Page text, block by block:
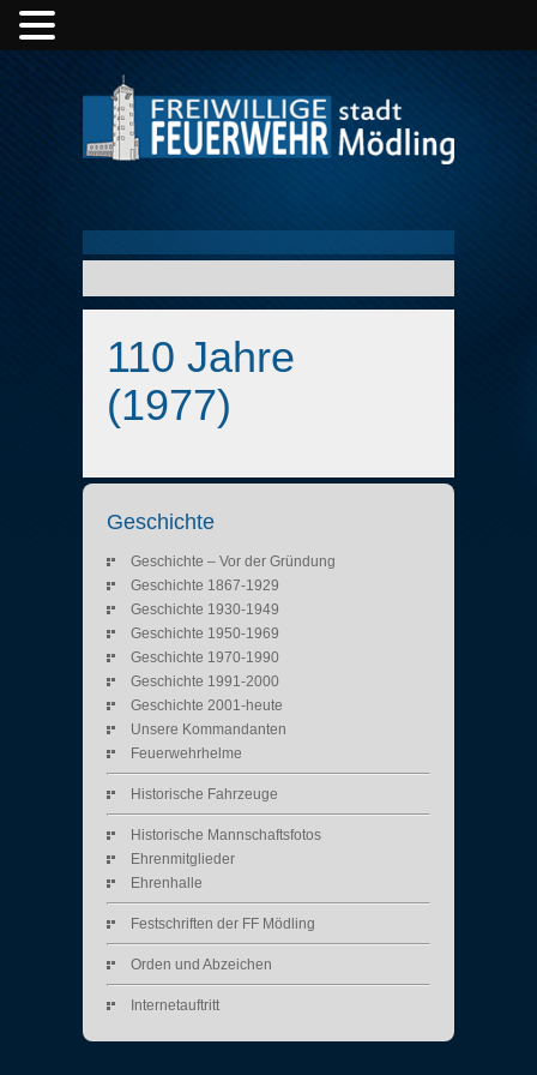
110 Jahre
(1977)
Geschichte
Geschichte – Vor der Gründung
Geschichte 1867-1929
Geschichte 1930-1949
Geschichte 1950-1969
Geschichte 1970-1990
Geschichte 1991-2000
Geschichte 2001-heute
Unsere Kommandanten
Feuerwehrhelme
Historische Fahrzeuge
Historische Mannschaftsfotos
Ehrenmitglieder
Ehrenhalle
Festschriften der FF Mödling
Orden und Abzeichen
Internetauftritt